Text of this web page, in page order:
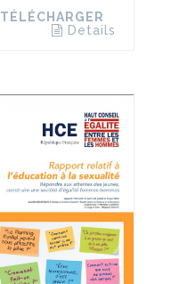
TÉLÉCHARGER
Details